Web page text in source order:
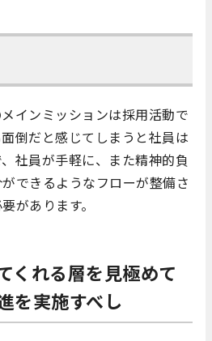
インミッションは採用活動で
倒だと感じてしまうと社員は
社員が手軽に、また精神的負
できるようなフローが整備さ
があります。
くれる層を見極めて
を実施すべし